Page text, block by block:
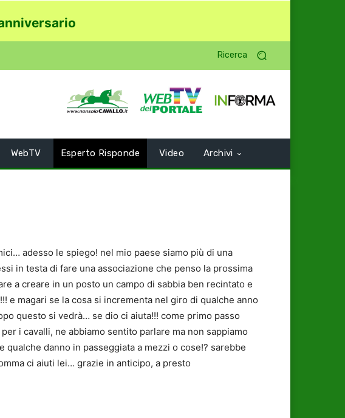
Ricerca
WebTV Esperto Risponde Video Archivi
adesso le spiego! nel mio paese siamo più di una
in testa di fare una associazione che penso la prossima
a creare in un posto un campo di sabbia ben recintato e
magari se la cosa si incrementa nel giro di qualche anno
questo si vedrà… se dio ci aiuta!!! come primo passo
i cavalli, ne abbiamo sentito parlare ma non sappiamo
danno in passeggiata a mezzi o cose!? sarebbe
ci aiuti lei… grazie in anticipo, a presto